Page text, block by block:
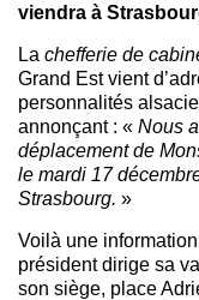
viendra à
La chefferie de
Grand Est vient
personnalités
annonçant : « Nous
déplacement de
le mardi 17
Strasbourg. »
Voilà une
président dirige sa
son siège, place